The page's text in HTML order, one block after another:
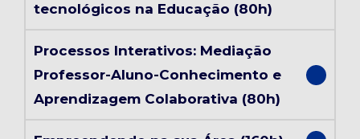
tecnológicos na Educação (80h)
Processos Interativos: Mediação
Professor-Aluno-Conhecimento e
Aprendizagem Colaborativa (80h)